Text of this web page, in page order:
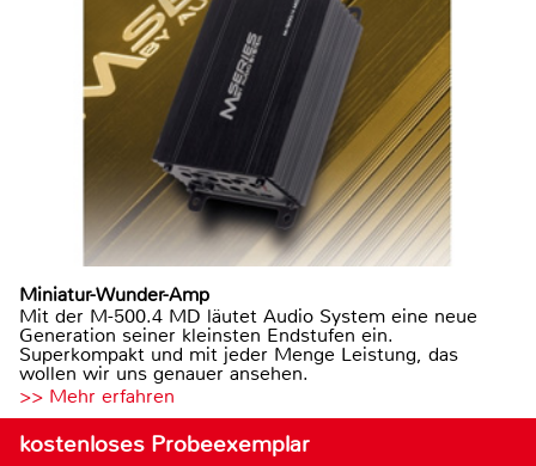
Miniatur-Wunder-Amp
Mit der M-500.4 MD läutet Audio System eine neue
Generation seiner kleinsten Endstufen ein.
Superkompakt und mit jeder Menge Leistung, das
wollen wir uns genauer ansehen.
>> Mehr erfahren
kostenloses Probeexemplar